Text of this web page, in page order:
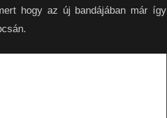
hogy az új bandájában már így